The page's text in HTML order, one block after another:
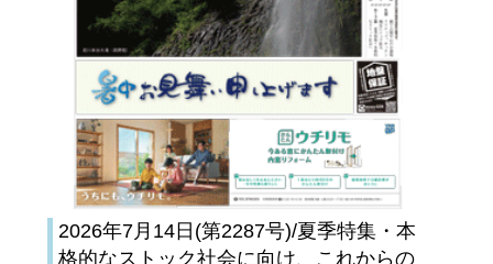
2026年7月14日(第2287号)/夏季特集・本
格的なストック社会に向け、これからの